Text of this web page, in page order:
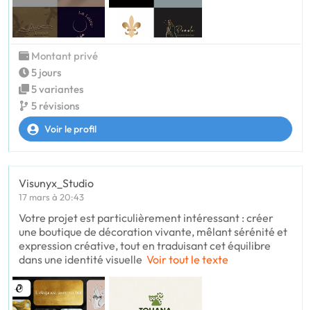
Montant privé
5 jours
5 variantes
5 révisions
Voir le profil
Visunyx_Studio
17 mars à 20:43
Votre projet est particulièrement intéressant : créer
une boutique de décoration vivante, mêlant sérénité et
expression créative, tout en traduisant cet équilibre
dans une identité visuelle Voir tout le texte